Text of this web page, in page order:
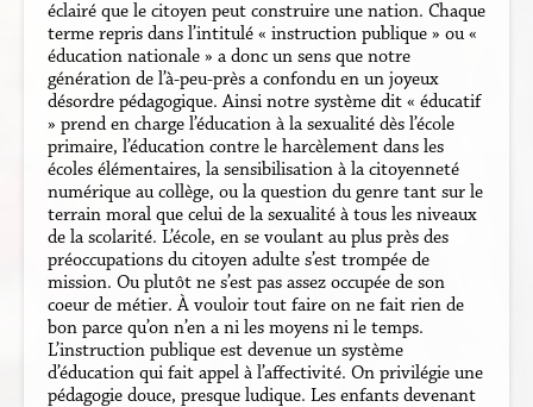
éclairé que le citoyen peut construire une nation. Chaque
terme repris dans l’intitulé « instruction publique » ou «
éducation nationale » a donc un sens que notre
génération de l’à-peu-près a confondu en un joyeux
désordre pédagogique. Ainsi notre système dit « éducatif
» prend en charge l’éducation à la sexualité dès l’école
primaire, l’éducation contre le harcèlement dans les
écoles élémentaires, la sensibilisation à la citoyenneté
numérique au collège, ou la question du genre tant sur le
terrain moral que celui de la sexualité à tous les niveaux
de la scolarité. L’école, en se voulant au plus près des
préoccupations du citoyen adulte s’est trompée de
mission. Ou plutôt ne s’est pas assez occupée de son
coeur de métier. À vouloir tout faire on ne fait rien de
bon parce qu’on n’en a ni les moyens ni le temps.
L’instruction publique est devenue un système
d’éducation qui fait appel à l’affectivité. On privilégie une
pédagogie douce, presque ludique. Les enfants devenant